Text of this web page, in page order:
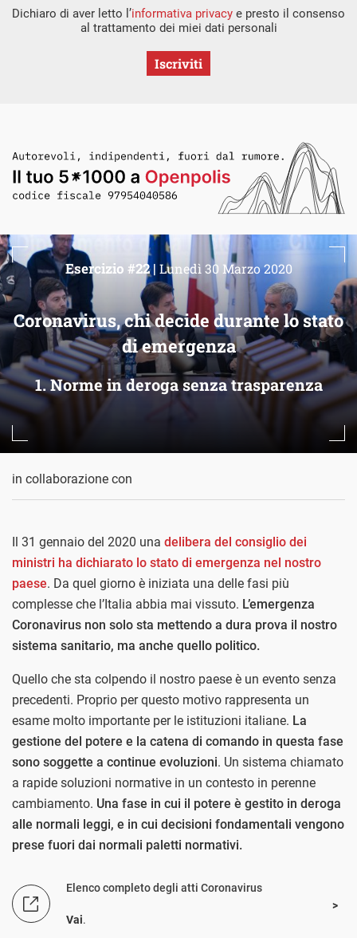
Dichiaro di aver letto l’informativa privacy e presto il consenso
al trattamento dei miei dati personali
Iscriviti
Coronavirus, chi decide durante lo stato
di emergenza
1. Norme in deroga senza trasparenza
Esercizio #22 | Lunedì 30 Marzo 2020
in collaborazione con
Il 31 gennaio del 2020 una delibera del consiglio dei
ministri ha dichiarato lo stato di emergenza nel nostro
paese. Da quel giorno è iniziata una delle fasi più
complesse che l’Italia abbia mai vissuto. L’emergenza
Coronavirus non solo sta mettendo a dura prova il nostro
sistema sanitario, ma anche quello politico.
Quello che sta colpendo il nostro paese è un evento senza
precedenti. Proprio per questo motivo rappresenta un
esame molto importante per le istituzioni italiane. La
gestione del potere e la catena di comando in questa fase
sono soggette a continue evoluzioni. Un sistema chiamato
a rapide soluzioni normative in un contesto in perenne
cambiamento. Una fase in cui il potere è gestito in deroga
alle normali leggi, e in cui decisioni fondamentali vengono
prese fuori dai normali paletti normativi.
Elenco completo degli atti Coronavirus
Vai.